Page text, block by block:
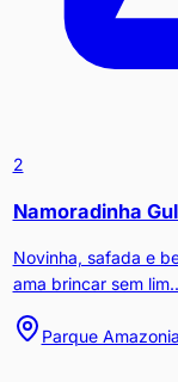
2
Namoradinha
Novinha, safada e
ama brincar sem
Parque